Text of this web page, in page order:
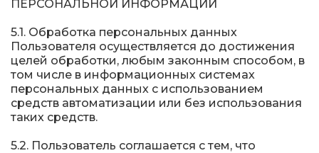
ПЕРСОНАЛЬНОЙ ИНФОРМАЦИИ
5.1. Обработка персональных данных
Пользователя осуществляется до достижения
целей обработки, любым законным способом, в
том числе в информационных системах
персональных данных с использованием
средств автоматизации или без использования
таких средств.
5.2. Пользователь соглашается с тем, что